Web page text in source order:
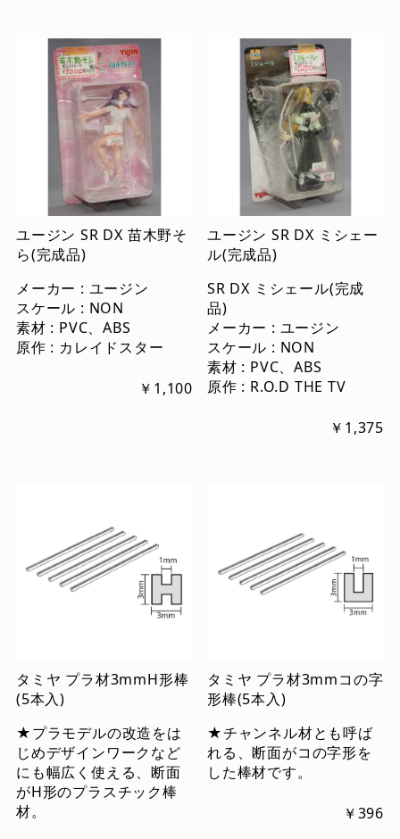
ユージン SR DX 苗木野そ
ら(完成品)
メーカー : ユージン
スケール : NON
素材 : PVC、ABS
原作 : カレイドスター
￥1,100
ユージン SR DX ミシェー
ル(完成品)
SR DX ミシェール(完成
品)
メーカー : ユージン
スケール : NON
素材 : PVC、ABS
原作 : R.O.D THE TV
￥1,375
タミヤ プラ材3mmH形棒
(5本入)
★プラモデルの改造をは
じめデザインワークなど
にも幅広く使える、断面
がH形のプラスチック棒
材。
タミヤ プラ材3mmコの字
形棒(5本入)
★チャンネル材とも呼ば
れる、断面がコの字形を
した棒材です。
￥396